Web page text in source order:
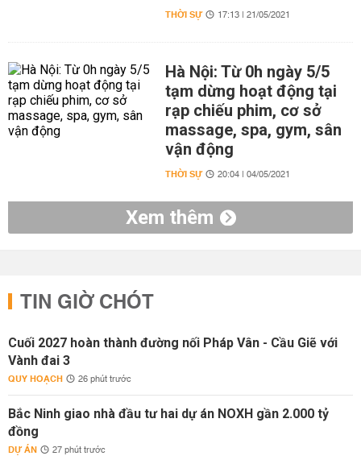
THỜI SỰ 17:13 | 21/05/2021
Hà Nội: Từ 0h ngày 5/5
tạm dừng hoạt động tại
rạp chiếu phim, cơ sở
massage, spa, gym, sân
vận động
THỜI SỰ 20:04 | 04/05/2021
Xem thêm
TIN GIỜ CHÓT
Cuối 2027 hoàn thành đường nối Pháp Vân - Cầu Giẽ với
Vành đai 3
QUY HOẠCH 26 phút trước
Bắc Ninh giao nhà đầu tư hai dự án NOXH gần 2.000 tỷ
đồng
DỰ ÁN 27 phút trước